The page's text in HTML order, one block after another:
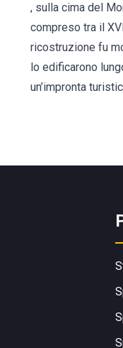
, sulla cima del
compreso tra il
ricostruzione fu
lo edificarono
un’impronta